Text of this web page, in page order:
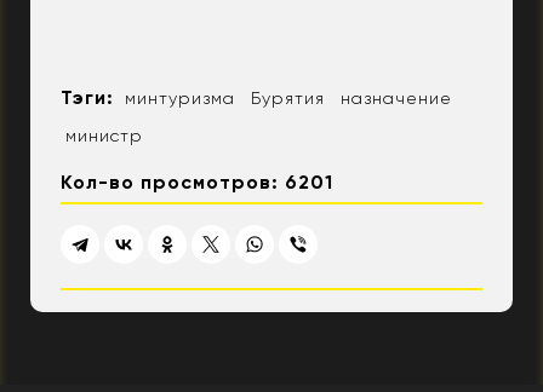
Тэги: минтуризма Бурятия
назначение
министр
Кол-во просмотров: 6201